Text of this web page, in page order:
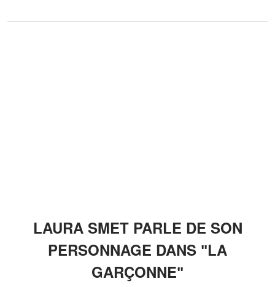
LAURA SMET PARLE DE SON
PERSONNAGE DANS ʺLA
GARÇONNEʺ